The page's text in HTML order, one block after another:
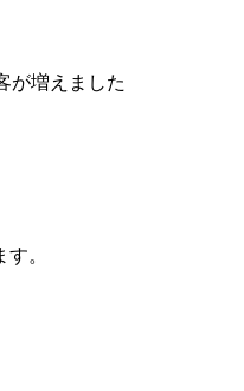
が増えました
。